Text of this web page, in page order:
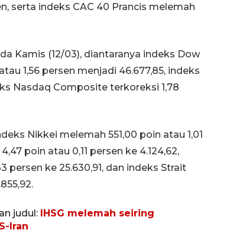
serta indeks CAC 40 Prancis melemah
Kamis (12/03), diantaranya indeks Dow
1,56 persen menjadi 46.677,85, indeks
Nasdaq Composite terkoreksi 1,78
Nikkei melemah 551,00 poin atau 1,01
poin atau 0,11 persen ke 4.124,62,
persen ke 25.630,91, dan indeks Strait
judul: IHSG melemah seiring
Iran